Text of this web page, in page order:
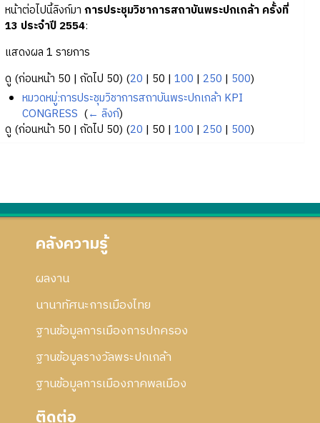
หน้าต่อไปนี้ลิงก์มา การประชุมวิชาการสถาบันพระปกเกล้า ครั้งที่
13 ประจำปี 2554:
แสดงผล 1 รายการ
ดู (ก่อนหน้า 50 | ถัดไป 50) (20 | 50 | 100 | 250 | 500)
หมวดหมู่:การประชุมวิชาการสถาบันพระปกเกล้า KPI
CONGRESS (← ลิงก์)
ดู (ก่อนหน้า 50 | ถัดไป 50) (20 | 50 | 100 | 250 | 500)
คลังความรู้
ผลงาน
นานาทัศนะการเมืองไทย
ฐานข้อมูลการเมืองการปกครอง
ฐานข้อมูลรางวัลพระปกเกล้า
ฐานข้อมูลการเมืองภาคพลเมือง
ติดต่อ